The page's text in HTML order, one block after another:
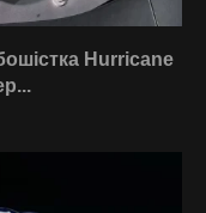
Hurricane